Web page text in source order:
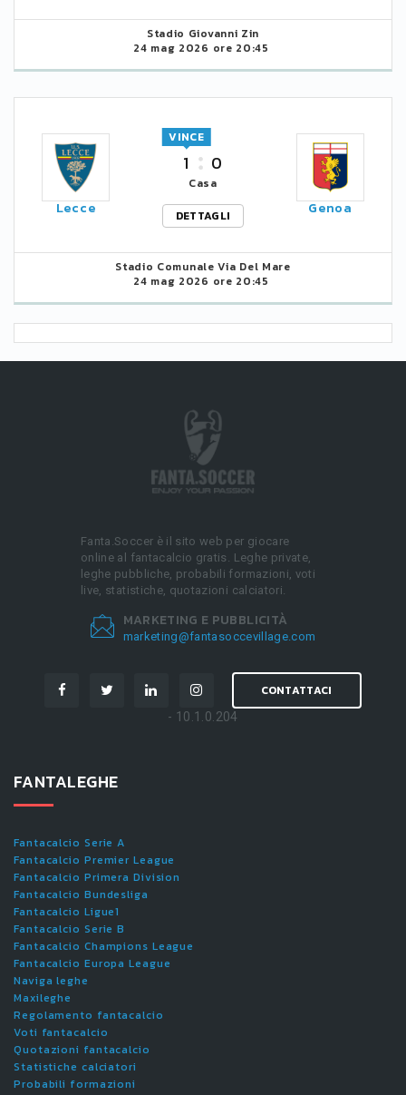
Stadio Giovanni Zin
24 mag 2026 ore 20:45
Lecce
1
VINCE
0
Casa
DETTAGLI
Genoa
Stadio Comunale Via Del Mare
24 mag 2026 ore 20:45
Fanta.Soccer è il sito web per giocare
online al fantacalcio gratis. Leghe private,
leghe pubbliche, probabili formazioni, voti
live, statistiche, quotazioni calciatori.
MARKETING E PUBBLICITÀ
marketing@fantasoccevillage.com
CONTATTACI
- 10.1.0.204
FANTALEGHE
Fantacalcio Serie A
Fantacalcio Premier League
Fantacalcio Primera Division
Fantacalcio Bundesliga
Fantacalcio Ligue1
Fantacalcio Serie B
Fantacalcio Champions League
Fantacalcio Europa League
Naviga leghe
Maxileghe
Regolamento fantacalcio
Voti fantacalcio
Quotazioni fantacalcio
Statistiche calciatori
Probabili formazioni